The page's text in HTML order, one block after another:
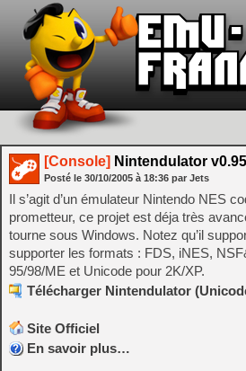
[Console] Nintendulator
Posté le 30/10/2005 à 18:36 par Jets
Il s’agit d’un émulateur Nintendo NES
prometteur, ce projet est déja très
tourne sous Windows. Notez qu’il
supporter les formats : FDS, iNES,
95/98/ME et Unicode pour 2K/XP.
Télécharger Nintendulator
Site Officiel
En savoir plus…